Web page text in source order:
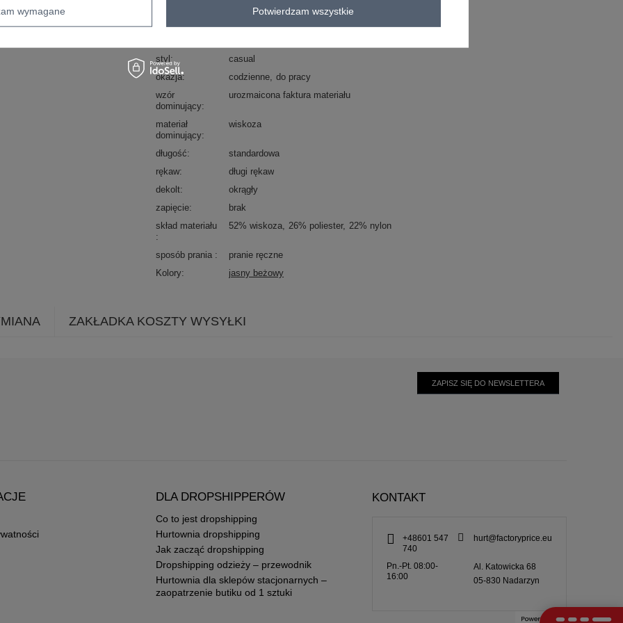
styl
casual
okazja
codzienne do pracy
wzór
dominujący
urozmaicona faktura materiału
materiał
dominujący
wiskoza
długość
standardowa
rękaw
długi rękaw
dekolt
okrągły
zapięcie
brak
skład materiału
52% wiskoza 26% poliester 22% nylon
sposób prania
pranie ręczne
Kolory
jasny beżowy
ZAKŁADKA KOSZTY WYSYŁKI
ZAPISZ SIĘ DO NEWSLETTERA
DLA DROPSHIPPERÓW
Co to jest dropshipping
Hurtownia dropshipping
Jak zacząć dropshipping
Dropshipping odzieży – przewodnik
Hurtownia dla sklepów stacjonarnych –
zaopatrzenie butiku od 1 sztuki
KONTAKT
+48601 547
740
hurt@factoryprice.eu
Pn.-Pt. 08:00-
16:00
Al. Katowicka 68
05-830 Nadarzyn
wymagane Potwierdzam wszystkie